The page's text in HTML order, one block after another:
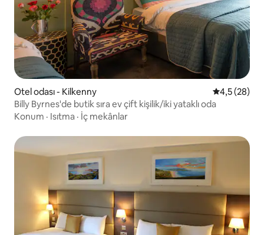
Otel odası - Kilkenny 5 üzerinden
4,5 (28)
Billy Byrnes'de butik sıra ev çift kişilik/iki yataklı oda
Konum · Isıtma · İç mekânlar